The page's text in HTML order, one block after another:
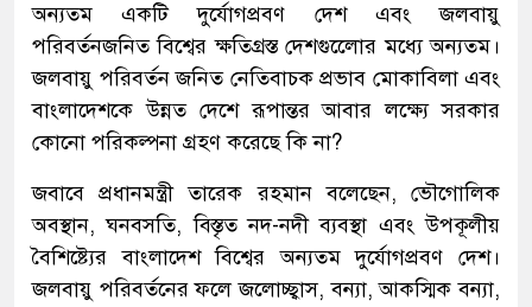
অন্যতম একটি দুর্যোগপ্রবণ দেশ এবং জলবায়ু
পরিবর্তনজনিত বিশ্বের ক্ষতিগ্রস্ত দেশগুলোের মধ্যে অন্যতম।
জলবায়ু পরিবর্তন জনিত নেতিবাচক প্রভাব মোকাবিলা এবং
বাংলাদেশকে উন্নত দেশে রূপান্তর আবার লক্ষ্যে সরকার
কোনো পরিকল্পনা গ্রহণ করেছে কি না?
জবাবে প্রধানমন্ত্রী তারেক রহমান বলেছেন, ভৌগোলিক
অবস্থান, ঘনবসতি, বিস্তৃত নদ-নদী ব্যবস্থা এবং উপকূলীয়
বৈশিষ্ট্যের বাংলাদেশ বিশ্বের অন্যতম দুর্যোগপ্রবণ দেশ।
জলবায়ু পরিবর্তনের ফলে জলোচ্ছ্বাস, বন্যা, আকস্মিক বন্যা,